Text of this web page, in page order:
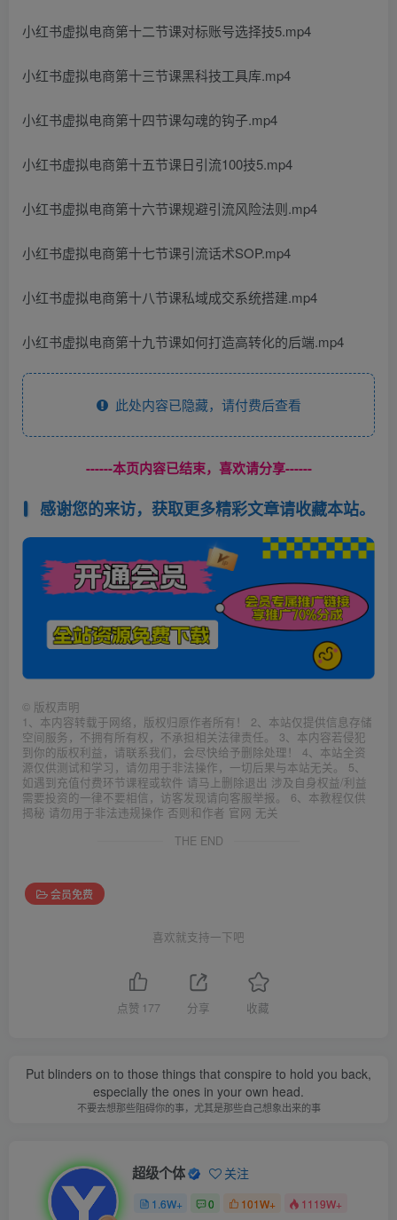
小红书虚拟电商第十二节课对标账号选择技5.mp4
小红书虚拟电商第十三节课黑科技工具库.mp4
小红书虚拟电商第十四节课勾魂的钩子.mp4
小红书虚拟电商第十五节课日引流100技5.mp4
小红书虚拟电商第十六节课规避引流风险法则.mp4
小红书虚拟电商第十七节课引流话术SOP.mp4
小红书虚拟电商第十八节课私域成交系统搭建.mp4
小红书虚拟电商第十九节课如何打造高转化的后端.mp4
此处内容已隐藏，请付费后查看
------本页内容已结束，喜欢请分享------
感谢您的来访，获取更多精彩文章请收藏本站。
© 版权声明
1、本内容转载于网络，版权归原作者所有！ 2、本站仅提供信息存储
空间服务，不拥有所有权，不承担相关法律责任。 3、本内容若侵犯
到你的版权利益，请联系我们，会尽快给予删除处理！ 4、本站全资
源仅供测试和学习，请勿用于非法操作，一切后果与本站无关。 5、
如遇到充值付费环节课程或软件 请马上删除退出 涉及自身权益/利益
需要投资的一律不要相信，访客发现请向客服举报。 6、本教程仅供
揭秘 请勿用于非法违规操作 否则和作者 官网 无关
THE END
会员免费
喜欢就支持一下吧
点赞 177 分享 收藏
Put blinders on to those things that conspire to hold you back,
especially the ones in your own head.
不要去想那些阻碍你的事，尤其是那些自己想象出来的事
超级个体 关注
1.6W+ 0 101W+ 1119W+